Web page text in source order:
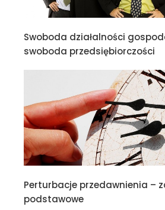
Swoboda działalności
swoboda przedsiębiorczości
Perturbacje przedawnienia –
podstawowe